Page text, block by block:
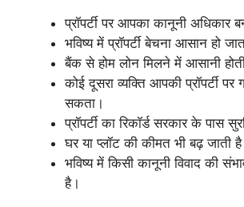
प्रॉपर्टी पर आपका कानूनी अधिकार
भविष्य में प्रॉपर्टी बेचना आसान हो
बैंक से होम लोन मिलने में आसानी
कोई दूसरा व्यक्ति आपकी प्रॉपर्टी पर
सकता।
प्रॉपर्टी का रिकॉर्ड सरकार के पास
घर या प्लॉट की कीमत भी बढ़ जाती
भविष्य में किसी कानूनी विवाद की
है।